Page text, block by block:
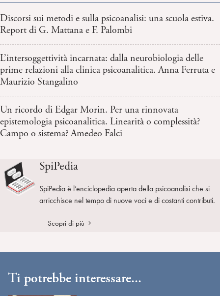
Discorsi sui metodi e sulla psicoanalisi: una scuola estiva.
Report di G. Mattana e F. Palombi
L’intersoggettività incarnata: dalla neurobiologia delle
prime relazioni alla clinica psicoanalitica. Anna Ferruta e
Maurizio Stangalino
Un ricordo di Edgar Morin. Per una rinnovata
epistemologia psicoanalitica. Linearità o complessità?
Campo o sistema? Amedeo Falci
SpiPedia
SpiPedia è l’enciclopedia aperta della psicoanalisi che si
arricchisce nel tempo di nuove voci e di costanti contributi.
Scopri di più
Ti potrebbe interessare...